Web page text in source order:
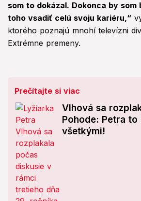
som to dokázal. Dokonca by som
toho vsadiť celú svoju kariéru,“
ktorého poznajú mnohí televízni
Extrémne premeny.
Prečítajte si viac
Vlhová sa
Pohode: Petra
všetkými!